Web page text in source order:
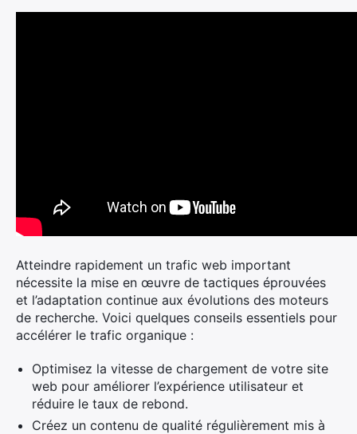
Atteindre rapidement un trafic web important
nécessite la mise en œuvre de tactiques éprouvées
et l’adaptation continue aux évolutions des moteurs
de recherche. Voici quelques conseils essentiels pour
accélérer le trafic organique :
Optimisez la vitesse de chargement de votre site
web pour améliorer l’expérience utilisateur et
réduire le taux de rebond.
Créez un contenu de qualité régulièrement mis à